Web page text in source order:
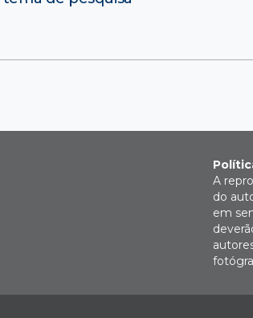
A
do
em